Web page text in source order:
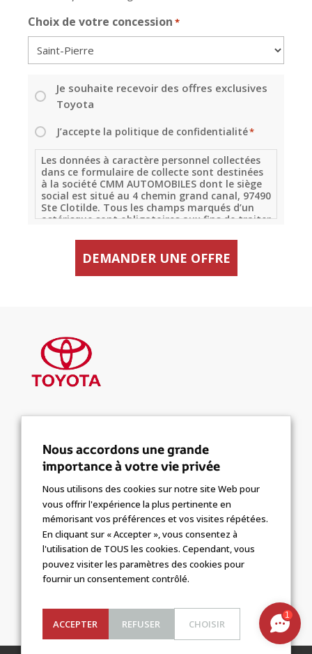
Choix de votre concession *
NEWSLETTER
Je souhaite recevoir des offres exclusives
Toyota
RGPDJ’accepte la politique de confidentialité*
Les données à caractère personnel collectées
dans ce formulaire de collecte sont destinées
à la société CMM AUTOMOBILES dont le siège
social est situé au 4 chemin grand canal, 97490
Ste Clotilde. Tous les champs marqués d’un
astérisque sont obligatoires aux fins de traiter
AUTOMOBILES pourrait ne pas être en mesure
de fournir le service demandé comme indiqué
ci-dessus. Sous réserve de votre consentement
lorsque requis, vous pouvez recevoir des
NOS OFFRES
OCCASIONS
MENTIONS LÉGALES
COOKIES
Nous accordons une grande
importance à votre vie privée
Nous utilisons des cookies sur notre site Web pour
vous offrir l'expérience la plus pertinente en
mémorisant vos préférences et vos visites répétées.
En cliquant sur « Accepter », vous consentez à
l'utilisation de TOUS les cookies. Cependant, vous
pouvez visiter les paramètres des cookies pour
fournir un consentement contrôlé.
ACCEPTER REFUSER CHOISIR
1